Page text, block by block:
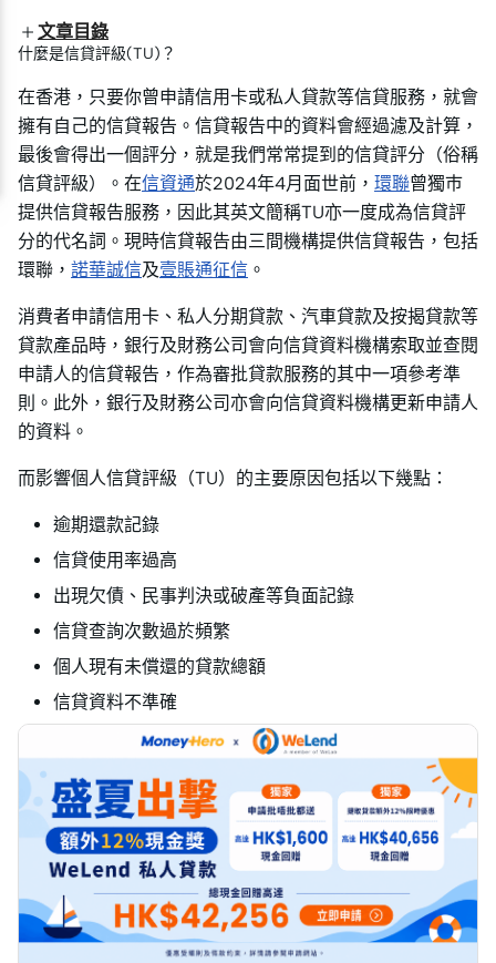
文章目錄
什麼是信貸評級(TU)？
在香港，只要你曾申請信用卡或私人貸款等信貸服務，就會
擁有自己的信貸報告。信貸報告中的資料會經過濾及計算，
最後會得出一個評分，就是我們常常提到的信貸評分（俗稱
信貸評級）。在信資通於2024年4月面世前， 環聯曾獨巿
提供信貸報告服務，因此其英文簡稱TU亦一度成為信貸評
分的代名詞。現時信貸報告由三間機構提供信貸報告，包括
環聯， 諾華誠信及壹賬通征信 。
消費者申請信用卡、私人分期貸款、汽車貸款及按揭貸款等
貸款產品時，銀行及財務公司會向信貸資料機構索取並查閱
申請人的信貸報告，作為審批貸款服務的其中一項參考準
則。此外，銀行及財務公司亦會向信貸資料機構更新申請人
的資料。
而影響個人信貸評級（TU）的主要原因包括以下幾點：
逾期還款記錄
信貸使用率過高
出現欠債、民事判決或破產等負面記錄
信貸查詢次數過於頻繁
個人現有未償還的貸款總額
信貸資料不準確